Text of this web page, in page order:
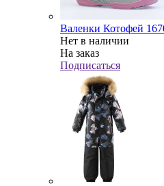
Валенки Котофей
Нет в наличии
На заказ
Подписаться